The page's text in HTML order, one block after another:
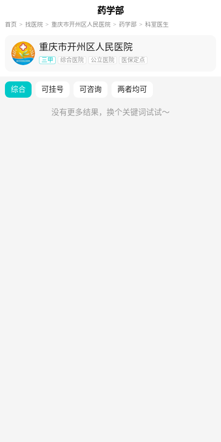
药学部
首页 找医院 重庆市开州区人民医院 药学部 科室医生
重庆市开州区人民医院
三甲 综合医院 公立医院 医保定点
综合 可挂号 可咨询 两者均可
没有更多结果，换个关键词试试～